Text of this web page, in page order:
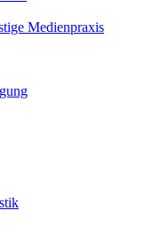
Medienpraxis